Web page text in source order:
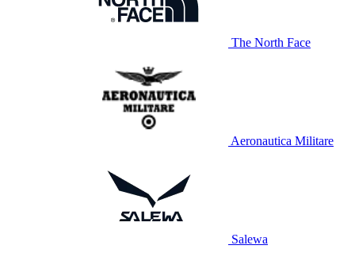
The North Face
Aeronautica Militare
Salewa